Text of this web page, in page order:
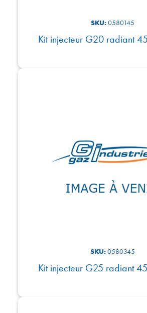
SKU:0580145
Kit injecteur G20 radiant
SKU:0580345
Kit injecteur G25 radiant